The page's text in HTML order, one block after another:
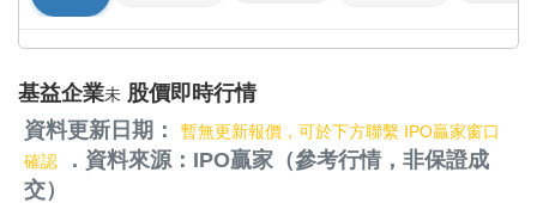
基益企業未 股價即時行情
資料更新日期：
暫無更新報價，可於下方聯繫 IPO贏家窗口
確認
．資料來源：IPO贏家（參考行情，非保證成
交）